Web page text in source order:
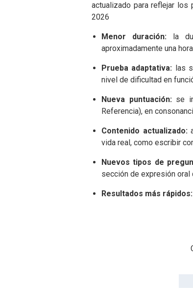
actualizado para reflejar los
2026
Menor duración:la
aproximadamente una
Prueba adaptativa: las
nivel de dificultad en
Nueva puntuación:se
Referencia), en
Contenido actualizado:
vida real, como escribir
Nuevos tipos de
sección de expresión oral
Resultados más rápidos: